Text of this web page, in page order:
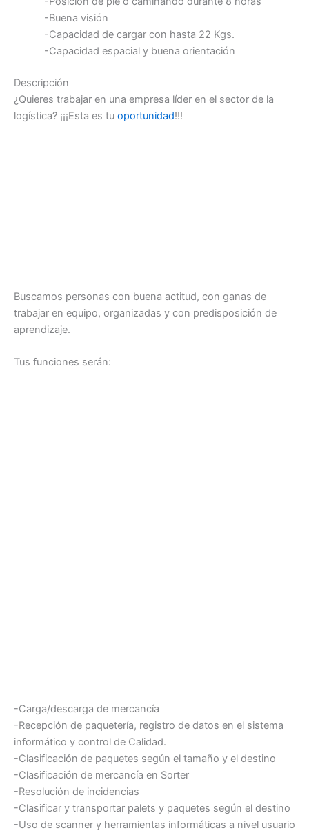
-Buena visión
-Capacidad de cargar con hasta 22 Kgs.
-Capacidad espacial y buena orientación
Descripción
¿Quieres trabajar en una empresa líder en el sector de la
logística? ¡¡¡Esta es tu oportunidad!!!
Buscamos personas con buena actitud, con ganas de
trabajar en equipo, organizadas y con predisposición de
aprendizaje.
Tus funciones serán:
-Carga/descarga de mercancía
-Recepción de paquetería, registro de datos en el sistema
informático y control de Calidad.
-Clasificación de paquetes según el tamaño y el destino
-Clasificación de mercancía en Sorter
-Resolución de incidencias
-Clasificar y transportar palets y paquetes según el destino
-Uso de scanner y herramientas informáticas a nivel usuario